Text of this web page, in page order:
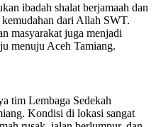
ibadah shalat berjamaah dan
dari Allah SWT.
masyarakat juga menjadi
menuju Aceh Tamiang.
tim Lembaga Sedekah
Kondisi di lokasi sangat